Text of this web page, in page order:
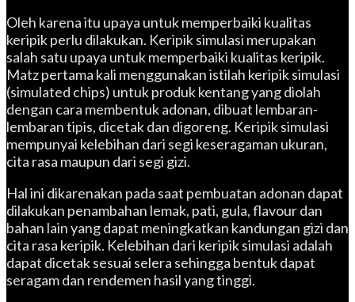
Oleh karena itu upaya untuk memperbaiki kualitas
keripik perlu dilakukan. Keripik simulasi merupakan
salah satu upaya untuk memperbaiki kualitas keripik.
Matz pertama kali menggunakan istilah keripik simulasi
(simulated chips) untuk produk kentang yang diolah
dengan cara membentuk adonan, dibuat lembaran-
lembaran tipis, dicetak dan digoreng. Keripik simulasi
mempunyai kelebihan dari segi keseragaman ukuran,
cita rasa maupun dari segi gizi.
Hal ini dikarenakan pada saat pembuatan adonan dapat
dilakukan penambahan lemak, pati, gula, flavour dan
bahan lain yang dapat meningkatkan kandungan gizi dan
cita rasa keripik. Kelebihan dari keripik simulasi adalah
dapat dicetak sesuai selera sehingga bentuk dapat
seragam dan rendemen hasil yang tinggi.